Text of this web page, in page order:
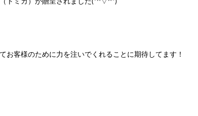
トミカ）が贈呈されました(*^▽^*)
お客様のために力を注いでくれることに期待してます！